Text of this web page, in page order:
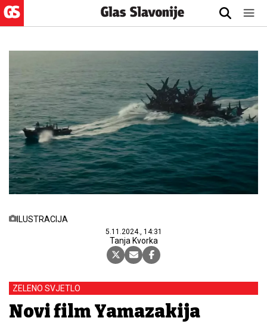
ILUSTRACIJA
5.11.2024., 14:31
Tanja Kvorka
ZELENO SVJETLO
Novi film Yamazakija